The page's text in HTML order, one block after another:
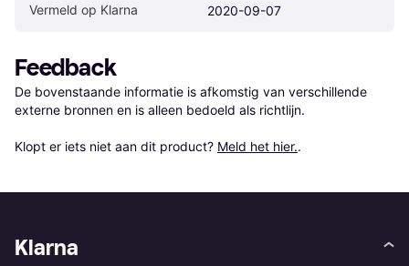
Vermeld op Klarna 2020-09-07
Feedback
De bovenstaande informatie is afkomstig van verschillende
externe bronnen en is alleen bedoeld als richtlijn.
Klopt er iets niet aan dit product? Meld het hier..
Klarna